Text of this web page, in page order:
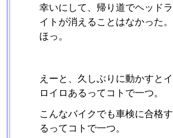
幸いにして、帰り道でヘッドラ
イトが消えることはなかった。
ほっ。
えーと、久しぶりに動かすとイ
ロイロあるってコトで一つ。
こんなバイクでも車検に合格す
るってコトで一つ。